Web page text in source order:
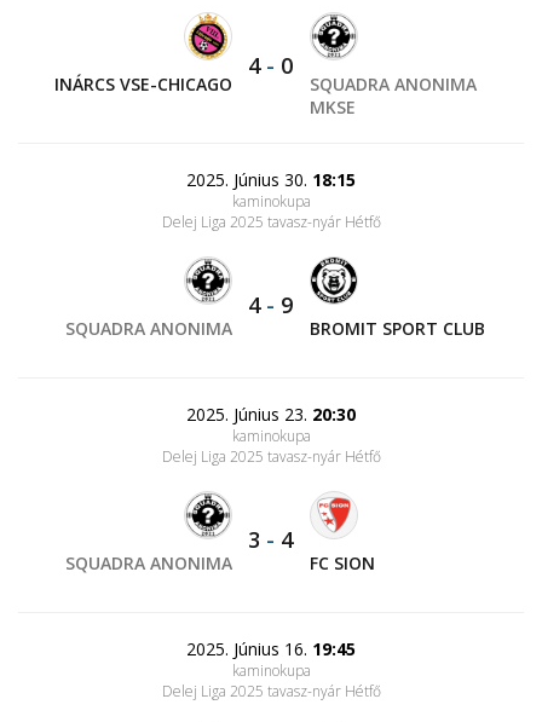
INÁRCS VSE-CHICAGO
4- 0
SQUADRA ANONIMA
MKSE
2025. Június 30. 18:15
kaminokupa
Delej Liga 2025 tavasz-nyár Hétfő
SQUADRA ANONIMA
4- 9
BROMIT SPORT CLUB
2025. Június 23. 20:30
kaminokupa
Delej Liga 2025 tavasz-nyár Hétfő
SQUADRA ANONIMA
3 - 4
FC SION
2025. Június 16. 19:45
kaminokupa
Delej Liga 2025 tavasz-nyár Hétfő